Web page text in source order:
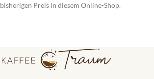
bisherigen Preis in diesem Online-Shop.